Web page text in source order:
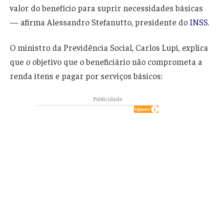
valor do benefício para suprir necessidades básicas
— afirma Alessandro Stefanutto, presidente doINSS.
O ministro da Previdência Social, Carlos Lupi, explica
que o objetivo que o beneficiário não comprometa a
renda itens e pagar por serviços básicos:
Publicidade